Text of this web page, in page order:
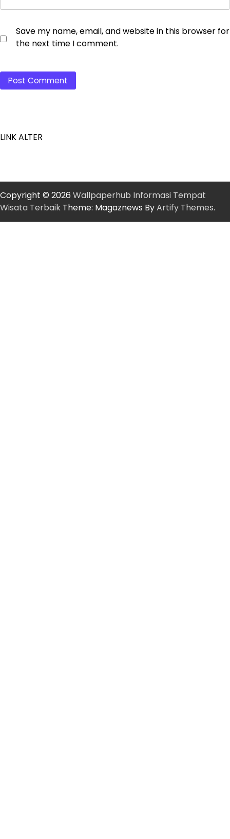
Save my name, email, and website in this browser for
the next time I comment.
LINK ALTER
Copyright © 2026 Wallpaperhub Informasi Tempat
Wisata Terbaik Theme: Magaznews ByArtify Themes.